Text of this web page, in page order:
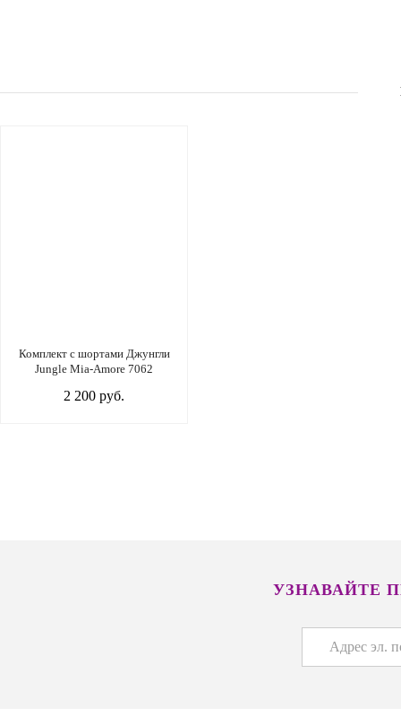
Комплект с шортами Джунгли
Jungle Mia-Amore 7062
2 200 руб.
УЗНАВАЙТЕ